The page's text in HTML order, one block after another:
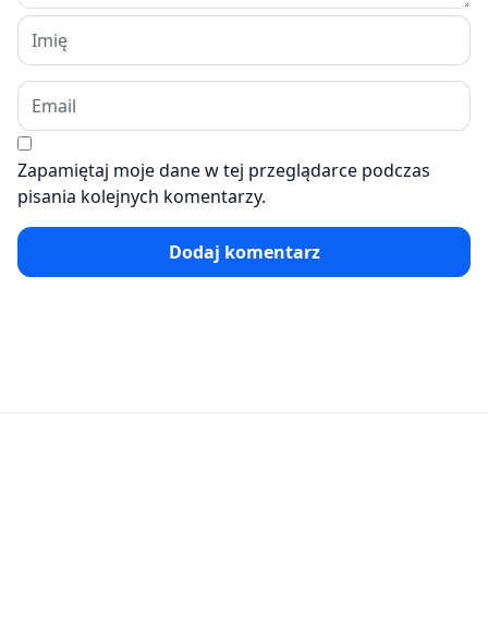
Zapamiętaj moje dane w tej przeglądarce podczas
pisania kolejnych komentarzy.
Dodaj komentarz